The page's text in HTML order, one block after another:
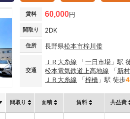
賃料 60,000円
間取り 2DK
住所 長野県松本市梓川倭
交通
ＪＲ大糸線 「一日市場 」駅
松本電気鉄道上高地線 「新村
ＪＲ大糸線 「梓橋 」駅 徒歩
間取り 面積 賃料 共益費